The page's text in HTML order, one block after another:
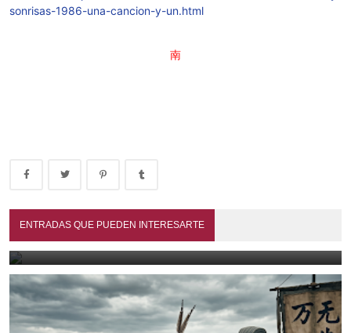
sonrisas-1986-una-cancion-y-un.html
南
ENTRADAS QUE PUEDEN INTERESARTE
Mis mayores y paisanos (1990)
July 13, 2026